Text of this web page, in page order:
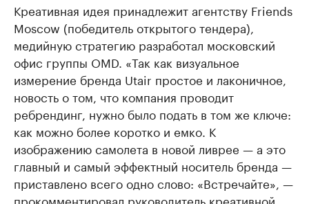
Креативная идея принадлежит агентству Friends
Moscow (победитель открытого тендера),
медийную стратегию разработал московский
офис группы OMD. «Так как визуальное
измерение бренда Utair простое и лаконичное,
новость о том, что компания проводит
ребрендинг, нужно было подать в том же ключе:
как можно более коротко и емко. К
изображению самолета в новой ливрее — а это
главный и самый эффектный носитель бренда —
приставлено всего одно слово: «Встречайте», —
прокомментировал руководитель креативной